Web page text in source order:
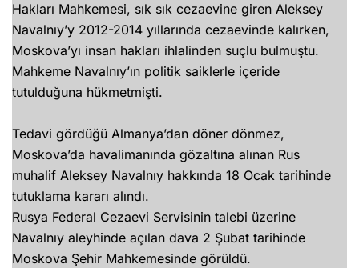
Hakları Mahkemesi, sık sık cezaevine giren Aleksey
Navalnıy’y 2012-2014 yıllarında cezaevinde kalırken,
Moskova’yı insan hakları ihlalinden suçlu bulmuştu.
Mahkeme Navalnıy’ın politik saiklerle içeride
tutulduğuna hükmetmişti.
Tedavi gördüğü Almanya’dan döner dönmez,
Moskova’da havalimanında gözaltına alınan Rus
muhalif Aleksey Navalnıy hakkında 18 Ocak tarihinde
tutuklama kararı alındı.
Rusya Federal Cezaevi Servisinin talebi üzerine
Navalnıy aleyhinde açılan dava 2 Şubat tarihinde
Moskova Şehir Mahkemesinde görüldü.